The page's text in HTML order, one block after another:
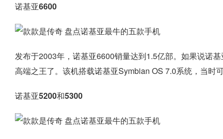
诺基亚6600
发布于2003年，诺基亚6600销量达到1.5亿部。如果说诺
高端之王了。该机搭载诺基亚Symbian OS 7.0系统，当时
诺基亚5200和5300